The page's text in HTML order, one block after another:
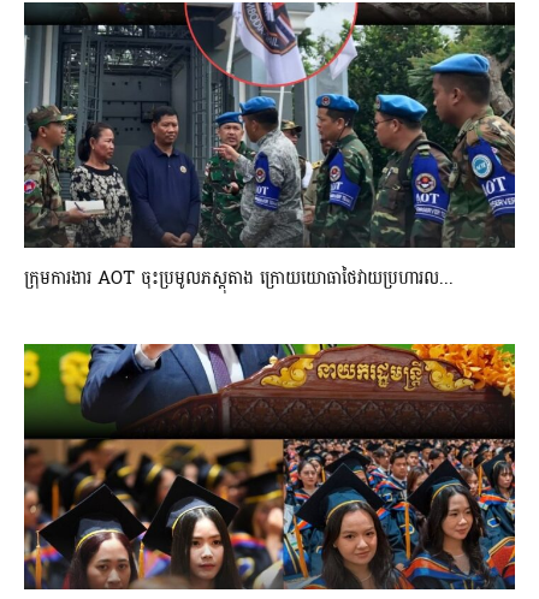
ក្រុមការងារ AOT ចុះប្រមូលភស្តុតាង ក្រោយយោធាថៃវាយប្រហារល...